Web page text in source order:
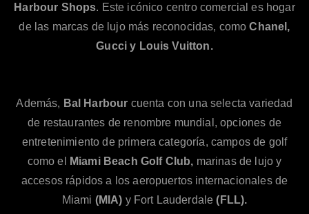
Harbour Shops. Este icónico centro comercial es hogar
de las marcas de lujo más reconocidas, comoChanel,
Gucci y Louis Vuitton.
Además, Bal Harbour cuenta con una selecta variedad
de restaurantes de renombre mundial, opciones de
entretenimiento de primera categoría, campos de golf
como el
Miami Beach Golf Club, marinas de lujo y
accesos rápidos a los aeropuertos internacionales de
Miami (MIA) y Fort Lauderdale(FLL).